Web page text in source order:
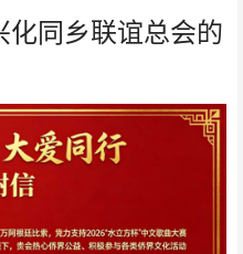
化同乡联谊总会的